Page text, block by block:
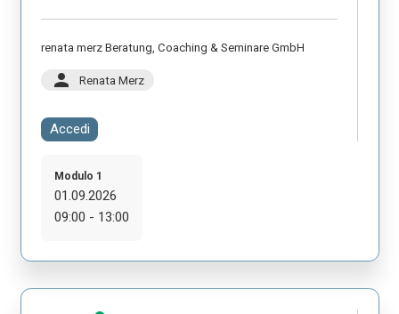
renata merz Beratung, Coaching & Seminare GmbH
person Renata Merz
Accedi
Modulo 1
01.09.2026
09:00 - 13:00